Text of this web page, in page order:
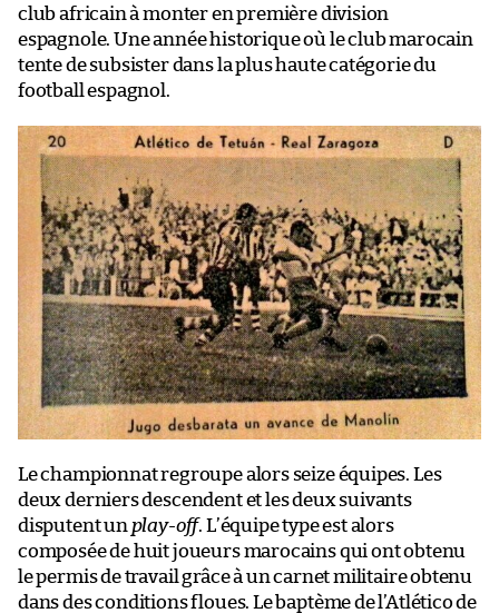
club africain à monter en première division
espagnole. Une année historique où le club marocain
tente de subsister dans la plus haute catégorie du
football espagnol.
Le championnat regroupe alors seize équipes. Les
deux derniers descendent et les deux suivants
disputent un play-off. L’équipe type est alors
composée de huit joueurs marocains qui ont obtenu
le permis de travail grâce à un carnet militaire obtenu
dans des conditions floues. Le baptème de l’Atlético de